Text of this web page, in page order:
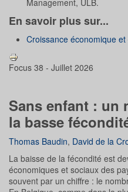
En savoir plus sur...
Croissance économique
Focus 38 - Juillet 2026
Sans enfant : un
la basse
Thomas Baudin, David de la
La baisse de la fécondité est
économiques et sociaux des
souvent par un chiffre : le